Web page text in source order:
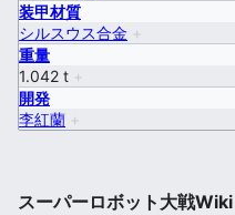
装甲材質
シルスウス合金 +
重量
1.042 t +
開発
李紅蘭 +
スーパーロボット大戦Wiki